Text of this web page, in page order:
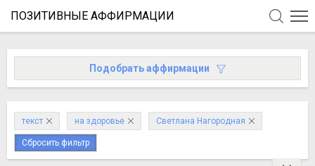
ПОЗИТИВНЫЕ АФФИРМАЦИИ
Подобрать аффирмации
текст на здоровье Светлана Нагородная
Сбросить фильтр